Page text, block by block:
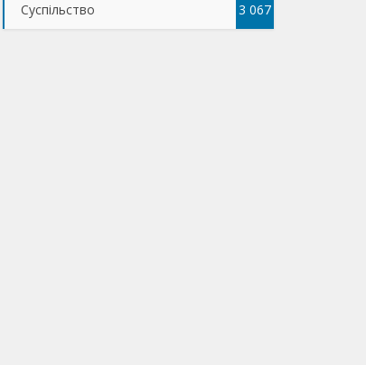
Суспільство 3 067